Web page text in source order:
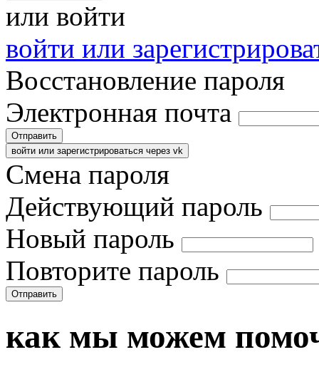
или войти
войти или
Восстановление пароля
Электронная почта
Отправить
войти или зарегистрироваться через vk
Смена пароля
Действующий пароль
Новый пароль
Повторите пароль
Отправить
как мы можем